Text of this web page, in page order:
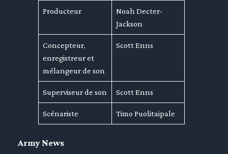
Producteur
Noah Decter-
Jackson
Concepteur,
enregistreur et
mélangeur de son
Scott Enns
Superviseur de son Scott Enns
Scénariste Timo Puolitaipale
Army News